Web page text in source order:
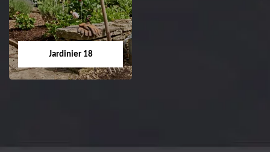
Entreprise dessouchage
arbre et haie 18 Cher
Jardinier 18